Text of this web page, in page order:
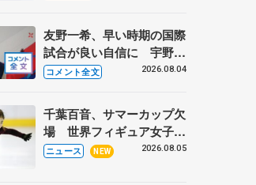
友野一希、早い時期の国際
試合が良い自信に 宇野昌
磨の現役復帰に思っている
トロフィーフリー】
コメント全文 2026.08.04
千葉百音、サマーカップ欠
場 世界フィギュア女子2
位
ニュース NEW 2026.08.05